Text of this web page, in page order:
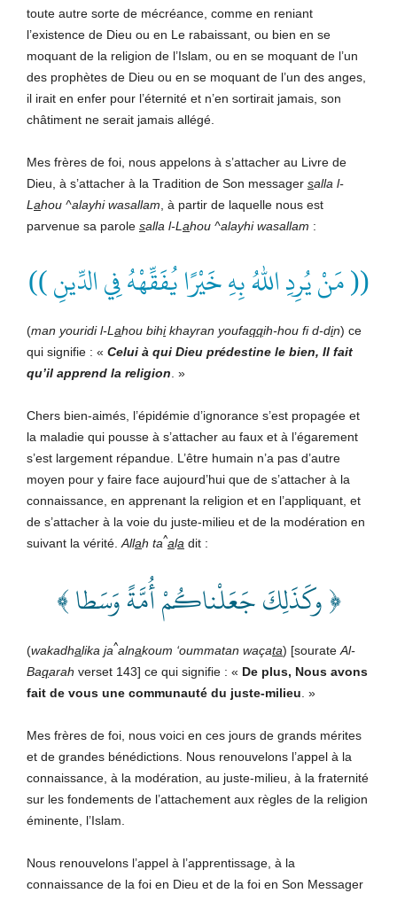
toute autre sorte de mécréance, comme en reniant
l’existence de Dieu ou en Le rabaissant, ou bien en se
moquant de la religion de l’Islam, ou en se moquant de l’un
des prophètes de Dieu ou en se moquant de l’un des anges,
il irait en enfer pour l’éternité et n’en sortirait jamais, son
châtiment ne serait jamais allégé.
Mes frères de foi, nous appelons à s’attacher au Livre de
Dieu, à s’attacher à la Tradition de Son messager salla l-
L ahou ^alayhi wasallam , à partir de laquelle nous est
parvenue sa parole salla l-L ahou ^alayhi wasallam :
(( مَنْ يُرِدِ اللهُ بِهِ خَيْرًا يُفَقِّهْهُ فِي الدِّينِ ))
(man youridi l-L ahou bihikhayran youfaqqih-hou fi d-din) ce
qui signifie : « Celui à qui Dieu prédestine le bien, Il fait
qu’il apprend la religion . »
Chers bien-aimés, l’épidémie d’ignorance s’est propagée et
la maladie qui pousse à s’attacher au faux et à l’égarement
s’est largement répandue. L’être humain n’a pas d’autre
moyen pour y faire face aujourd’hui que de s’attacher à la
connaissance, en apprenant la religion et en l’appliquant, et
de s’attacher à la voie du juste-milieu et de la modération en
suivant la vérité. Allah ta^ala dit :
﴿ وكَذَلِكَ جَعَلْناكُمْ أُمَّةً وَسَطا ﴾
(wakadhalika ja^alnakoum ‘oummatan waçata) [sourate Al-
Baqarah verset 143] ce qui signifie : « De plus, Nous avons
fait de vous une communauté du juste-milieu . »
Mes frères de foi, nous voici en ces jours de grands mérites
et de grandes bénédictions. Nous renouvelons l’appel à la
connaissance, à la modération, au juste-milieu, à la fraternité
sur les fondements de l’attachement aux règles de la religion
éminente, l’Islam.
Nous renouvelons l’appel à l’apprentissage, à la
connaissance de la foi en Dieu et de la foi en Son Messager